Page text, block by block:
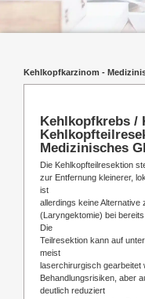
Kehlkopfkarzinom -
Kehlkopfkrebs /
Medizinisches
Die Kehlkopfteilresektion
zur Entfernung kleinerer,
ist
allerdings keine Alternative
(Laryngektomie) bei
Die
Teilresektion kann auf
meist
laserchirurgisch gearbeitet
Behandlungsrisiken, aber
deutlich reduziert